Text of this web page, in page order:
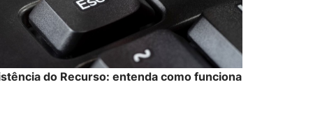
do Recurso: entenda como funciona